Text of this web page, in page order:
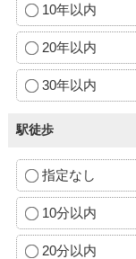
10年以内
20年以内
30年以内
駅徒歩
指定なし
10分以内
20分以内